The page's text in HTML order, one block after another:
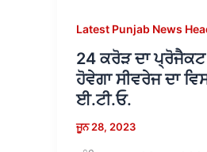
Latest Punjab News
24 ਕਰੋੜ ਦਾ
ਹੋਵੇਗਾ ਸੀਵਰੇਜ ਦਾ
ਈ.ਟੀ.ਓ.
ਜੂਨ 28, 2023